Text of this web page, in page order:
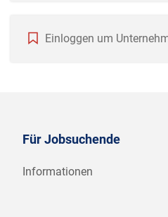
Einloggen um
Für Jobsuchende
Informationen